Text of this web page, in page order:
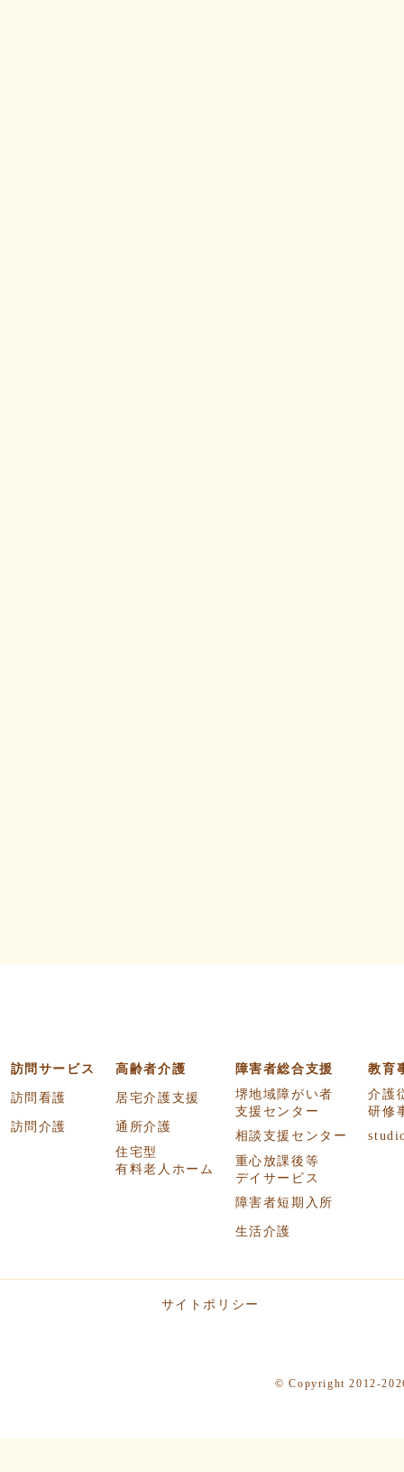
訪問サービス
訪問看護
訪問介護
高齢者介護
居宅介護支援
通所介護
住宅型
有料老人ホーム
障害者総合支援
堺地域障がい者
支援センター
相談支援センター
重心放課後等
デイサービス
障害者短期入所
生活介護
教育
介護
研修
サイトポリシー
© Copyright 2012-